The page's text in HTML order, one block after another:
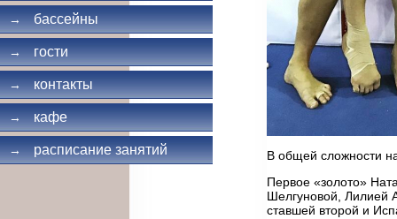
→ бассейны
→ гости
→ контакты
→ кафе
→ расписание занятий
В общей сложности
Первое «золото»
Шелгуновой, Лилией
ставшей второй и